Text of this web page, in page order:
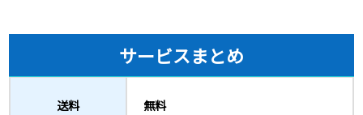
サービスまとめ
送料 無料